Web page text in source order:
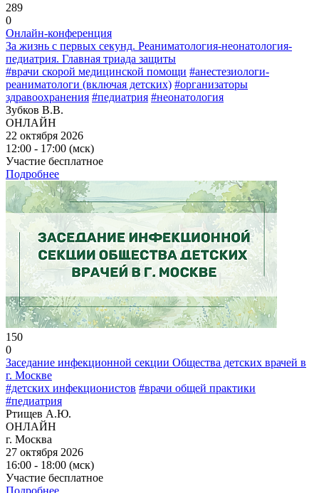
289
0
Онлайн-конференция
За жизнь с первых секунд. Реаниматология-неонатология-
педиатрия. Главная триада защиты
#врачи скорой медицинской помощи #анестезиологи-
реаниматологи (включая детских) #организаторы
здравоохранения #педиатрия #неонатология
Зубков В.В.
ОНЛАЙН
22 октября 2026
12:00 - 17:00 (мск)
Участие бесплатное
Подробнее
150
0
Заседание инфекционной секции Общества детских врачей в
г. Москве
#детских инфекционистов #врачи общей практики
#педиатрия
Ртищев А.Ю.
ОНЛАЙН
г. Москва
27 октября 2026
16:00 - 18:00 (мск)
Участие бесплатное
Подробнее